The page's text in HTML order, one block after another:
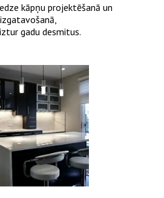
kāpņu projektēšanā un
izgatavošanā,
gadu desmitus.